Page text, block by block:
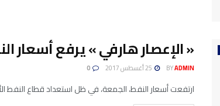
« الإعصار هارفي » يرفع أسعار
BYADMIN
ارتفعت أسعار النفط، الجمعة، في ظل استعداد قطاع النفط